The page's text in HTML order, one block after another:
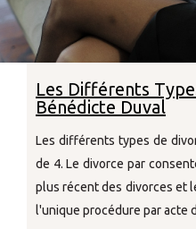
Les Différents
Bénédicte Duval
Les différents types de
de 4. Le divorce par
plus récent des divorces et
l'unique procédure par acte